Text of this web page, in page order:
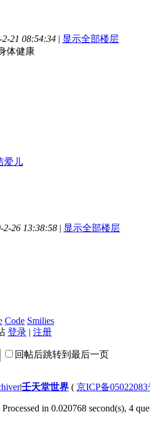
21 08:54:34 | 显示全部楼层
体健康
爱儿
2-26 13:38:58 | 显示全部楼层
Code Smilies
登录 | 注册
回帖后跳转到最后一页
|壬天堂世界 ( 京ICP备
Processed in 0.020768 second(s), 4